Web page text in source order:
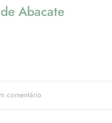
Abacate
comentário